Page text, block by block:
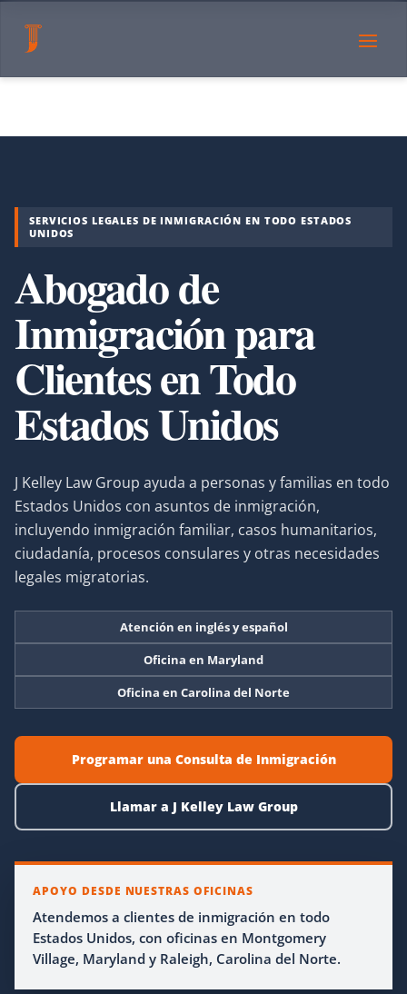
SERVICIOS LEGALES DE INMIGRACIÓN EN TODO ESTADOS
UNIDOS
Abogado de
Inmigración para
Clientes en Todo
Estados Unidos
J Kelley Law Group ayuda a personas y familias en todo
Estados Unidos con asuntos de inmigración,
incluyendo inmigración familiar, casos humanitarios,
ciudadanía, procesos consulares y otras necesidades
legales migratorias.
Atención en inglés y español
Oficina en Maryland
Oficina en Carolina del Norte
Programar una Consulta de Inmigración
Llamar a J Kelley Law Group
APOYO DESDE NUESTRAS OFICINAS
Atendemos a clientes de inmigración en todo
Estados Unidos, con oficinas en Montgomery
Village, Maryland y Raleigh, Carolina del Norte.